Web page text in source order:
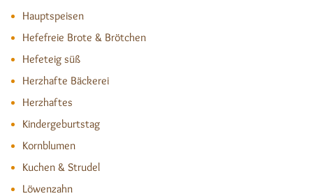
Hauptspeisen
Hefefreie Brote & Brötchen
Hefeteig süß
Herzhafte Bäckerei
Herzhaftes
Kindergeburtstag
Kornblumen
Kuchen & Strudel
Löwenzahn